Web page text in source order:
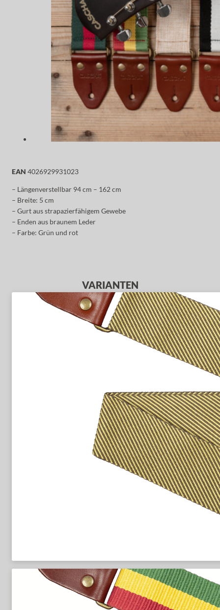
EAN 4026929931023
– Längenverstellbar 94 cm – 162 cm
– Breite: 5 cm
– Gurt aus strapazierfähigem Gewebe
– Enden aus braunem Leder
– Farbe: Grün und rot
VARIANTEN